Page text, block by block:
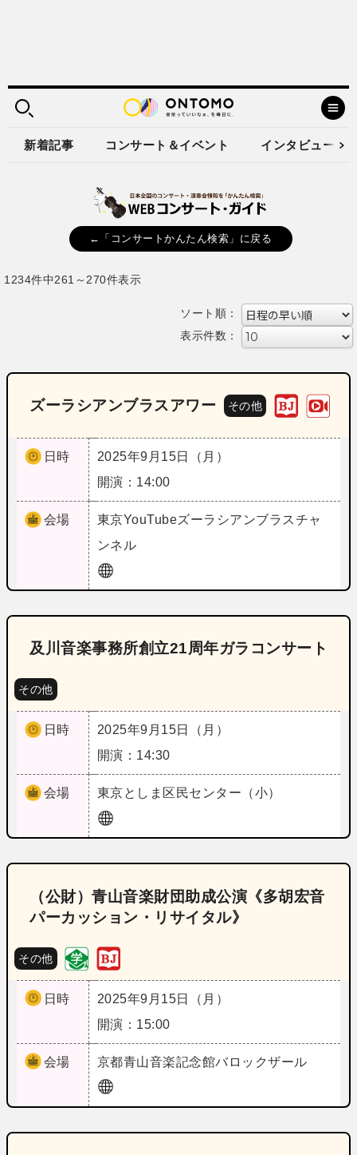
新着記事 コンサート＆イベント インタビュー
←「コンサートかんたん検索」に戻る
1234件中261～270件表示
ソート順：
表示件数：
ズーラシアンブラスアワー その他
日時
2025年9月15日（月）
開演：14:00
会場 東京YouTubeズーラシアンブラスチャ
ンネル
及川音楽事務所創立21周年ガラコンサート
その他
日時
2025年9月15日（月）
開演：14:30
会場 東京としま区民センター（小）
（公財）青山音楽財団助成公演《多胡宏音
パーカッション・リサイタル》
その他
日時
2025年9月15日（月）
開演：15:00
会場 京都青山音楽記念館バロックザール